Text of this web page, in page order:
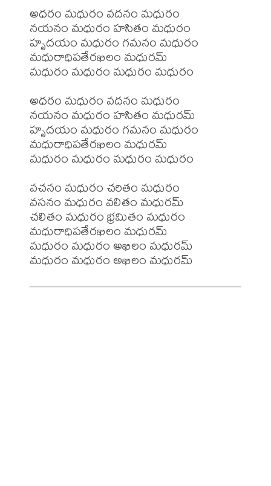
అధరం మధురం వదనం మధురం
నయనం మధురం హసితం మధురం
హృదయం మధురం గమనం మధురం
మధురాధిపతేరఖిలం మధురమ్
మధురం మధురం మధురం మధురం
అధరం మధురం వదనం మధురం
నయనం మధురం హసితం మధురమ్
హృదయం మధురం గమనం మధురం
మధురాధిపతేరఖిలం మధురమ్
మధురం మధురం మధురం మధురం
వచనం మధురం చరితం మధురం
వసనం మధురం వలితం మధురమ్
చలితం మధురం భ్రమితం మధురం
మధురాధిపతేరఖిలం మధురమ్
మధురం మధురం అఖిలం మధురమ్